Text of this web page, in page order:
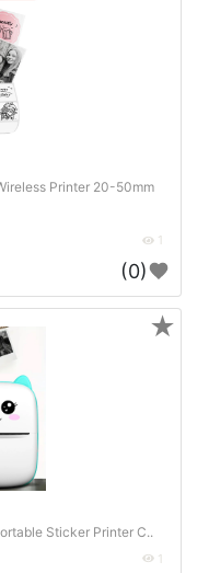
Printer 20-50mm
1
(0)
Sticker Printer C..
1
★